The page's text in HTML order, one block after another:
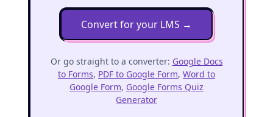
Convert for your LMS →
Or go straight to a converter: Google Docs
to Forms, PDF to Google Form, Word to
Google Form, Google Forms Quiz
Generator